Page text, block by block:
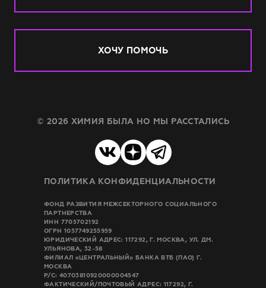
ХОЧУ ПОМОЧЬ
© 2026 ХИМИЯ БЫЛА НО МЫ РАССТАЛИСЬ
ПОЛИТИКА КОНФИДЕНЦИАЛЬНОСТИ
ФОНД РАЗВИТИЯ МЕЖСЕКТОРНОГО СОЦИАЛЬНОГО
ПАРТНЕРСТВА
ИНН 7705702192
ОГРН 1057749255959
ЮРИДИЧЕСКИЙ АДРЕС: 117292, Г. МОСКВА, УЛ. ДМ.
УЛЬЯНОВА, 32-58
ФИЛИАЛ «ЦЕНТРАЛЬНЫЙ» БАНКА ВТБ (ПАО) Г.
МОСКВА
Р/C: 40703810920000004547
ФАКТИЧЕСКИЙ/ПОЧТОВЫЙ АДРЕС: 117292, Г.